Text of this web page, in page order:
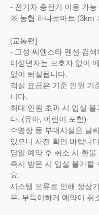
- 전기차 충전기 이용 가능
※ 농협 하나로마트 (3km
[교통편]
- 고성 씨엔스타 펜션 검색
미성년자는 보호자 없이
없이 퇴실됩니다.
객실 요금은 기준 인원 기
니다.
최대 인원 초과 시 입실
다. (유아, 어린이 포함)
수영장 등 부대시설은 날
있으니 사전 확인 바랍니
당일 예약 후 취소 시 환
즉시 방문 시 입실 불가할
요.
시스템 오류로 인해 정상
우, 부득이하게 예약이 취